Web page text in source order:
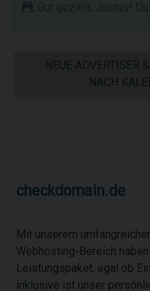
NEUE ADVERTISER
NACH
checkdomain.de
Mit unserem
Webhosting-Bereich
Leistungspaket, egal ob
inklusive ist unser